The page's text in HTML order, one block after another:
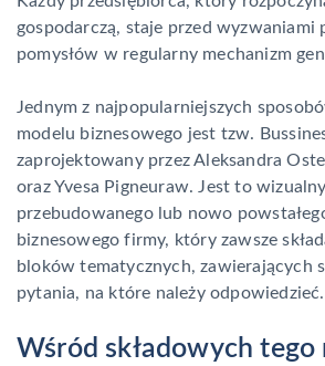
gospodarczą, staje przed wyzwaniami
pomysłów w regularny mechanizm
Jednym z najpopularniejszych
modelu biznesowego jest tzw.
zaprojektowany przez Aleksandra
oraz Yvesa Pigneuraw. Jest to
przebudowanego lub nowo
biznesowego firmy, który zawsze
bloków tematycznych, zawierających
pytania, na które należy odpowiedzieć.
Wśród składowych tego